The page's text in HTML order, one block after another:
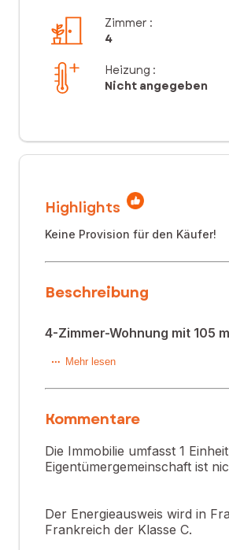
Zimmer :
4
Heizung :
Nicht angegeben
Highlights
Keine Provision für den Käufer!
Beschreibung
4-Zimmer-Wohnung mit 105
4-Zimmer-Wohnung, ca. 105 m²,
Entdecken Sie exklusiv diese
bietet, in dem Sie großzügige
22 m² großen Terrasse mit
Mehr lesen
Kommentare
Die Immobilie umfasst 1
Eigentümergemeinschaft ist
Der Energieausweis wird in
Frankreich der Klasse C.